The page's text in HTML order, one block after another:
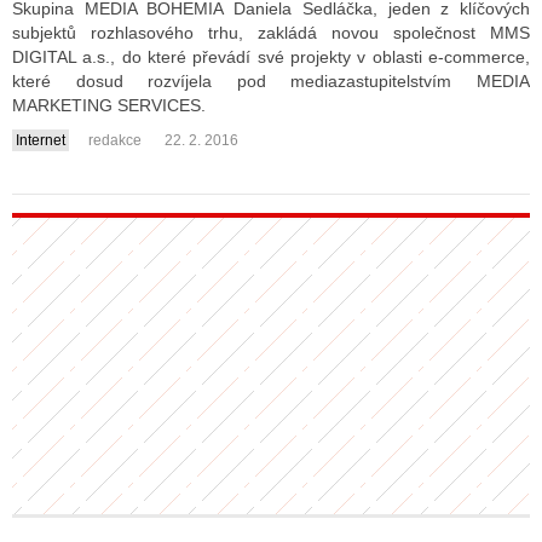
TELEVIZE
TELEVIZÍ
INTERNET
RÁDIA
STRÁNKY RÁDIÍ
STRÁNKY TV
TISK
Skupina MEDIA BOHEMIA Daniela Sedláčka, jeden z klíčových
subjektů rozhlasového trhu, zakládá novou společnost MMS
DIGITAL a.s., do které převádí své projekty v oblasti e-commerce,
které dosud rozvíjela pod mediazastupitelstvím MEDIA
MARKETING SERVICES.
....
Internet redakce 22. 2. 2016